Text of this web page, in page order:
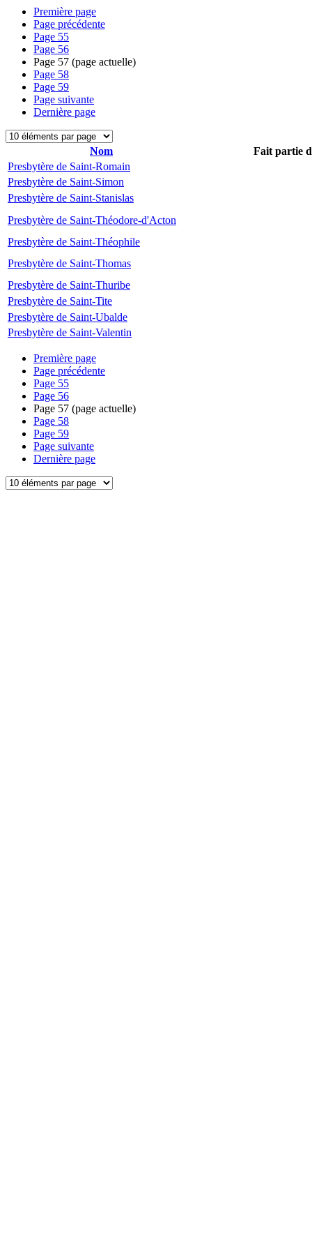
Première page
Page précédente
Page 55
Page 56
Page 57 (page actuelle)
Page 58
Page 59
Page suivante
Dernière page
Nom
Fait partie
Presbytère de Saint-Romain
Presbytère de Saint-Simon
Presbytère de Saint-Stanislas
Presbytère de Saint-Théodore-d'Acton
Presbytère de Saint-Théophile
Presbytère de Saint-Thomas
Presbytère de Saint-Thuribe
Presbytère de Saint-Tite
Presbytère de Saint-Ubalde
Presbytère de Saint-Valentin
Première page
Page précédente
Page 55
Page 56
Page 57 (page actuelle)
Page 58
Page 59
Page suivante
Dernière page